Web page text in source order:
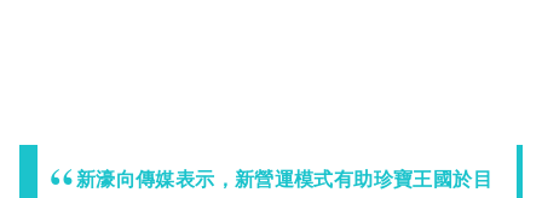
新濠向傳媒表示，新營運模式有助珍寶王國於目